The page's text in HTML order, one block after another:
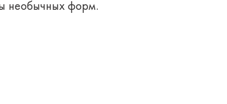
необычных форм.